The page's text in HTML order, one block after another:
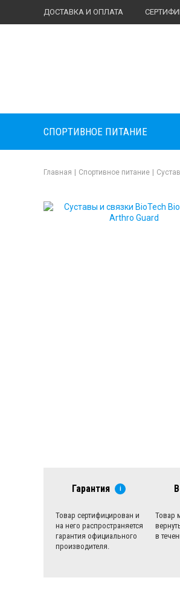
ДОСТАВКА И ОПЛАТА
СПОРТИВНОЕ ПИТАНИЕ
Главная Спортивное питание
Гарантия i
Товар сертифицирован и
на него распространяется
гарантия официального
производителя.
Товар
в